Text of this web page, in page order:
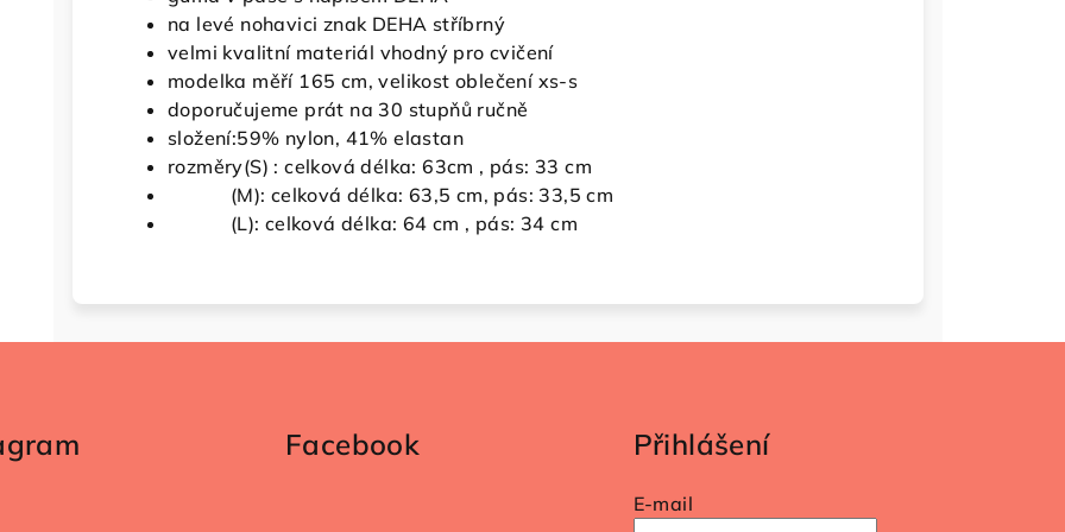
na levé nohavici znak DEHA stříbrný
velmi kvalitní materiál vhodný pro cvičení
modelka měří 165 cm, velikost oblečení xs-s
doporučujeme prát na 30 stupňů ručně
složení:59% nylon, 41% elastan
rozměry(S) : celková délka: 63cm , pás: 33 cm
(M): celková délka: 63,5 cm, pás: 33,5 cm
(L): celková délka: 64 cm , pás: 34 cm
Facebook Přihlášení
E-mail